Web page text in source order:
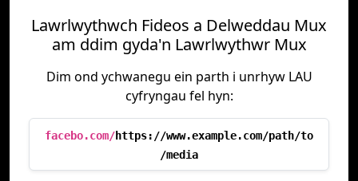
Lawrlwythwch Fideos a Delweddau Mux
am ddim gyda'n Lawrlwythwr Mux
Dim ond ychwanegu ein parth i unrhyw LAU
cyfryngau fel hyn:
facebo.com/https://www.example.com/path/to
/media